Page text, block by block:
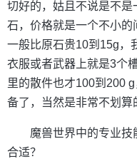
切好的，姑且不说是不
石，价格就是一个不小
一般比原石贵10到15g，
衣服或者武器上就是3个
里的散件也才100到200
备了，当然是非常不划算
魔兽世界中的专业
合适？